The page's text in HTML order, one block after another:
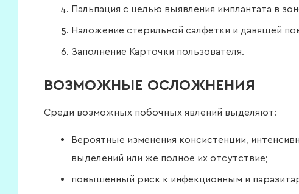
Пальпация с целью выявления имплантата в
Наложение стерильной салфетки и давящей
Заполнение Карточки пользователя.
ВОЗМОЖНЫЕ ОСЛОЖНЕНИЯ
Среди возможных побочных явлений выделяют:
Вероятные изменения консистенции,
выделений или же полное их отсутствие;
повышенный риск к инфекционным и